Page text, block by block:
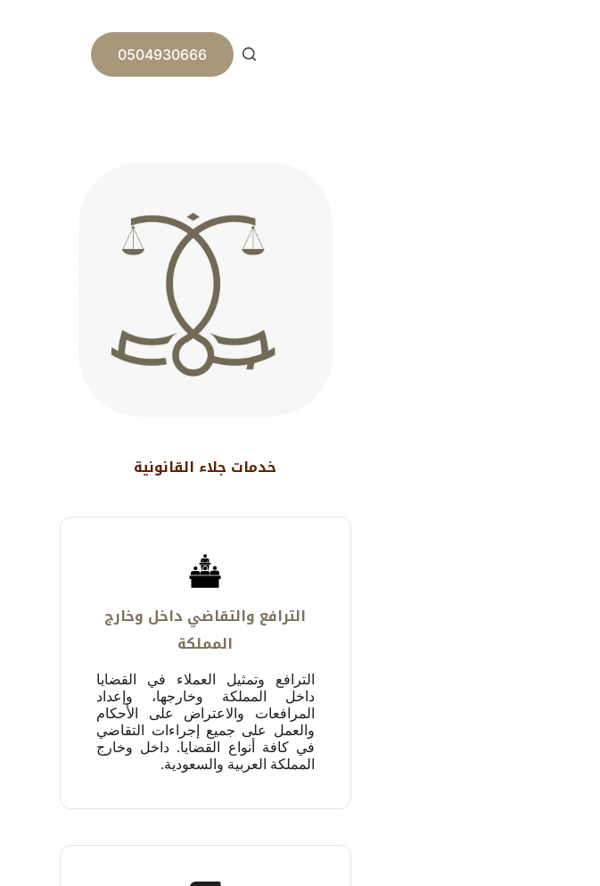
0504930666
خدمات جلاء القانونية
الترافع والتقاضي داخل وخارج
المملكة
الترافع وتمثيل العملاء في القضايا
داخل المملكة وخارجها، وإعداد
المرافعات والاعتراض على الأحكام
والعمل على ‏جميع إجراءات التقاضي
في كافة أنواع القضايا. داخل وخارج
المملكة العربية والسعودية.